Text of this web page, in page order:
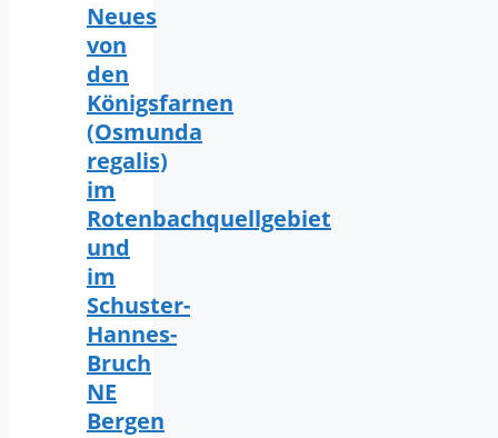
Neues
von
den
Königsfarnen
(Osmunda
regalis)
im
Rotenbachquellgebiet
und
im
Schuster-
Hannes-
Bruch
NE
Bergen